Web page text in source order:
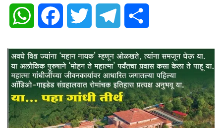
WhatsApp Facebook Twitter Telegram